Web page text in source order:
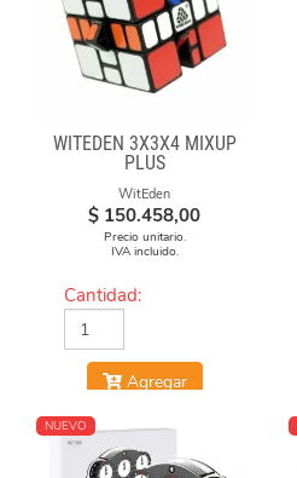
WITEDEN 3X3X4 MIXUP
PLUS
WitEden
$ 150.458,00
Precio unitario.
IVA incluido.
Cantidad:
Agregar
NUEVO